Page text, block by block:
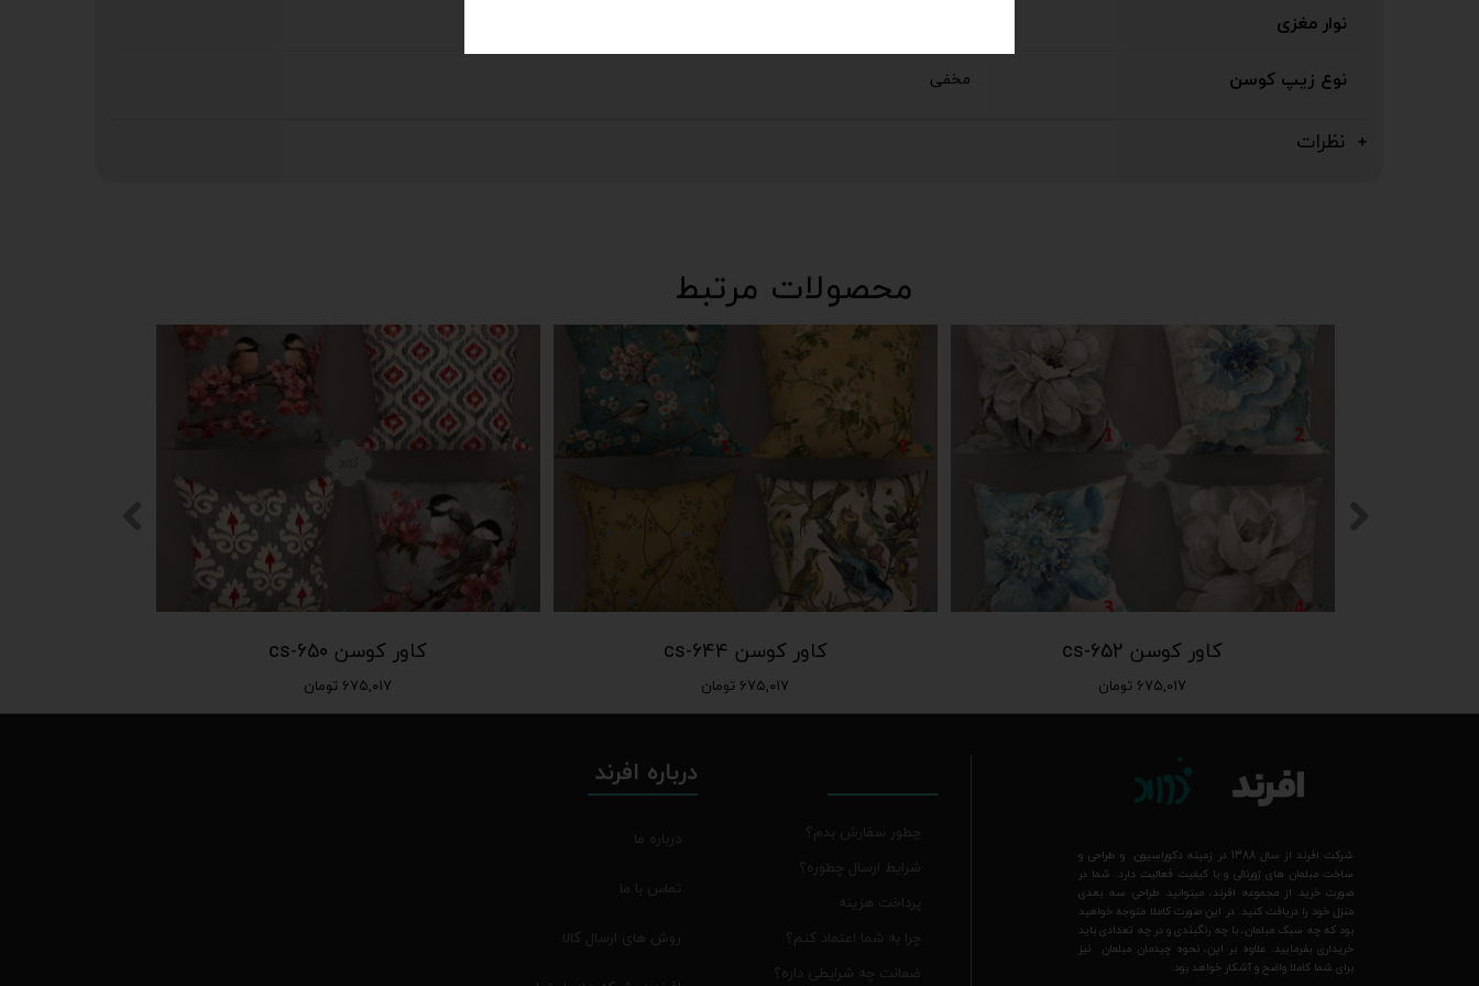
نوار مغزی
نوع زیپ کوسن مخفی
نظرات
کاور کوسن cs-650
۶۷۵,۰۱۷ تومان
کاور کوسن cs-644
۶۷۵,۰۱۷ تومان
کاور کوسن cs-652
۶۷۵,۰۱۷ تومان
محصولات مرتبط
شرکت افرند از سال 1388 در زمینه دکوراسیون و طراحی و
ساخت مبلمان های ژورنالی و با کیفیت فعالیت دارد. شما در
صورت خرید از مجموعه افرند، میتوانید طراحی سه بعدی
منزل خود را دریافت کنید. در این صورت کاملا متوجه خواهید
بود که چه سبک مبلمان، با چه رنگبندی و در چه تعدادی باید
خریداری بفرمایید. علاوه بر این، نحوه چیدمان مبلمان نیز
برای شما کاملا واضح و آشکار خواهد بود.
چطور سفارش بدم؟
شرایط ارسال چطوره؟
پرداخت هزینه
چرا به شما اعتماد کنم؟
ضمانت چه شرایطی داره؟
درباره افرند
درباره ما
تماس با ما
روش های ارسال کالا